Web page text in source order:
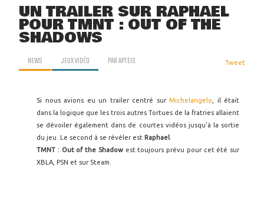
UN TRAILER SUR RAPHAEL
POUR TMNT : OUT OF THE
SHADOWS
NEWS JEUX VIDÉO PARAPTEIS Tweet
Si nous avions eu un trailer centré sur Michelangelo , il était
dans la logique que les trois autres Tortues de la fratries allaient
se dévoiler également dans de courtes vidéos jusqu'à la sortie
du jeu. Le second à se révéler est Raphael
TMNT : Out of the Shadowest toujours prévu pour cet été sur
XBLA, PSN et sur Steam.